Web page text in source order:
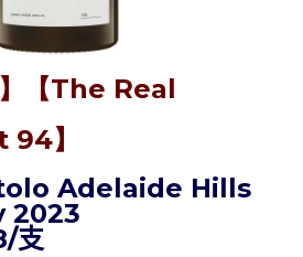
】【The Real
94】
Adelaide Hills
2023
支